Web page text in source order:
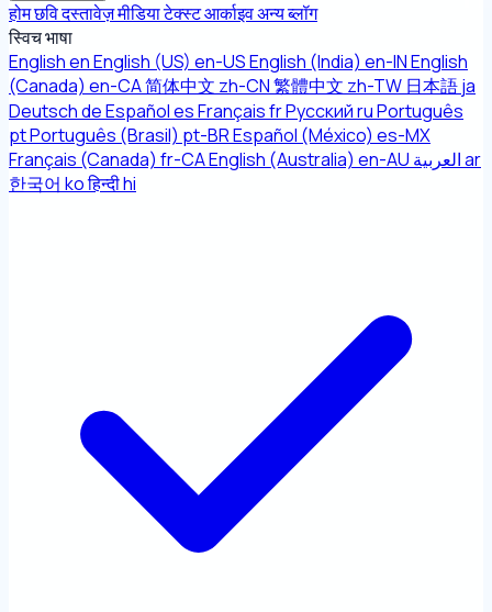
होमछविदस्तावेज़मीडियाटेक्स्टआर्काइवअन्यब्लॉग
स्विच भाषा
EnglishenEnglish (US) en-USEnglish (India) en-INEnglish
(Canada) en-CA简体中文 zh-CN繁體中文 zh-TW 日本語ja
DeutschdeEspañolesFrançaisfrРусскийruPortuguês
ptPortuguês (Brasil) pt-BREspañol (México) es-MX
Français (Canada) fr-CAEnglish (Australia) en-AU العربيةar
한국어 koहिन्दीhi